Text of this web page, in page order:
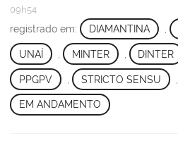
09h54
registrado em: DIAMANTINA
UNAÍ MINTER DINTER
PPGPV STRICTO SENSU
EM ANDAMENTO